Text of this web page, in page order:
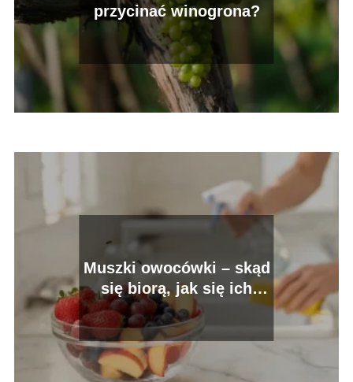
przycinać winogrona?
Muszki owocówki – skąd
się biorą, jak się ich
pozbyć?